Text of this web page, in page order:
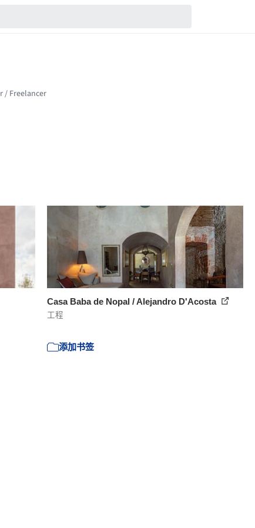
Casa Baba de Nopal / Alejandro D'Acosta
工程
添加书签